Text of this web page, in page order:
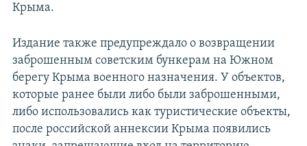
Крыма.
Издание также предупреждало о возвращении
заброшенным советским бункерам на Южном
берегу Крыма военного назначения. У объектов,
которые ранее были либо были заброшенными,
либо использовались как туристические объекты,
после российской аннексии Крыма появились